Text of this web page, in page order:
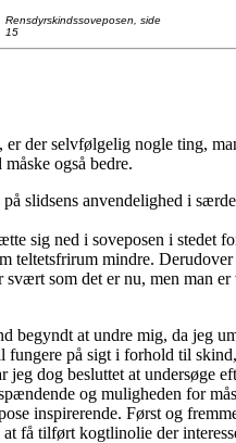
Rensdyrskindssoveposen, side
15
er der selvfølgelig nogle ting,
også bedre.
slidsens anvendelighed i
sig ned i soveposen i stedet
teltetsfrirum mindre. Derudover
svært som det er nu, men man
begyndt at undre mig, da jeg
fungere på sigt i forhold til
jeg dog besluttet at undersøge
og muligheden for
inspirerende. Først og
at få tilført kogtlinolie der